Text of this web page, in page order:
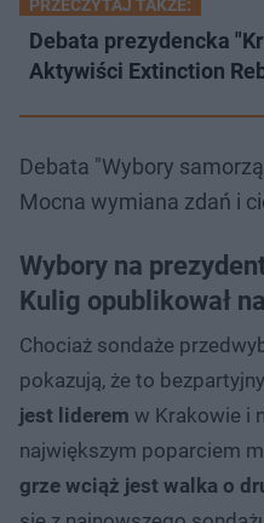
PRZECZYTAJ TAKŻE:
Debata prezydencka
Aktywiści Extinction
Debata "Wybory
Mocna wymiana zdań i
Wybory na
Kulig opublikował
Chociaż sondaże
pokazują, że to
jest liderem w Krakowie i
największym poparciem
grze wciąż jest walka o